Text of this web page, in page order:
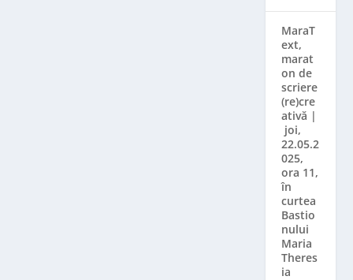
MaraT
ext,
marat
on de
scriere
(re)cre
ativă |
joi,
22.05.2
025,
ora 11,
în
curtea
Bastio
nului
Maria
Theres
ia